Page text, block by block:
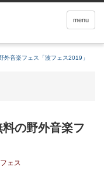
menu
外音楽フェス「波フェス2019」
の野外音楽フ
ェス